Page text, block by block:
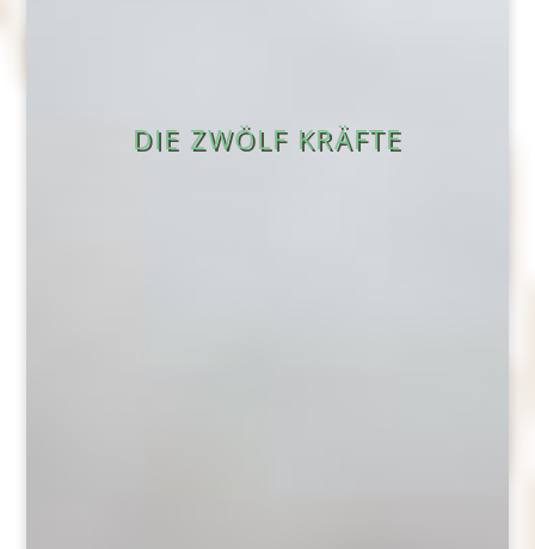
DIE ZWÖLF KRÄFTE